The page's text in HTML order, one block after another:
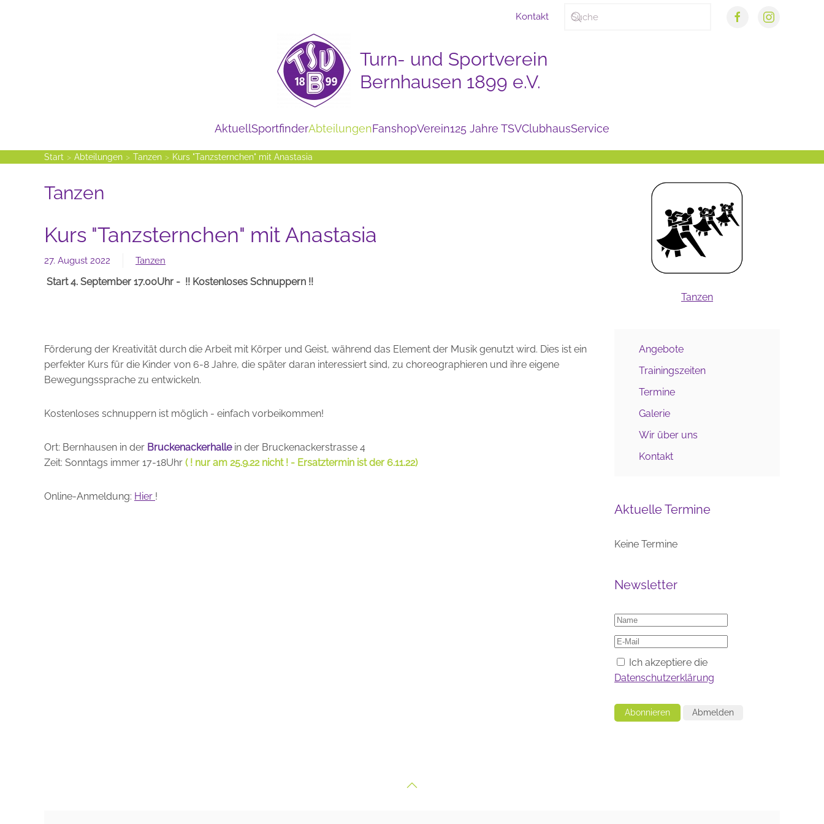
Kontakt
AktuellSportfinderAbteilungenFanshopVerein125 Jahre TSVClubhausService
Start Abteilungen Tanzen Kurs "Tanzsternchen" mit Anastasia
Tanzen
Kurs "Tanzsternchen" mit Anastasia
27. August 2022 Tanzen
Start 4. September 17.00Uhr - !! Kostenloses Schnuppern !!
Förderung der Kreativität durch die Arbeit mit Körper und Geist, während das Element der Musik genutzt wird. Dies ist ein
perfekter Kurs für die Kinder von 6-8 Jahre, die später daran interessiert sind, zu choreographieren und ihre eigene
Bewegungssprache zu entwickeln.
Kostenloses schnuppern ist möglich - einfach vorbeikommen!
Ort: Bernhausen in der Bruckenackerhalle in der Bruckenackerstrasse 4
Zeit: Sonntags immer 17-18Uhr ( ! nur am 25.9.22 nicht ! - Ersatztermin ist der 6.11.22)
Online-Anmeldung: Hier !
Tanzen
Angebote
Trainingszeiten
Termine
Galerie
Wir über uns
Kontakt
Aktuelle Termine
Keine Termine
Newsletter
Ich akzeptiere die
Datenschutzerklärung
Abonnieren Abmelden